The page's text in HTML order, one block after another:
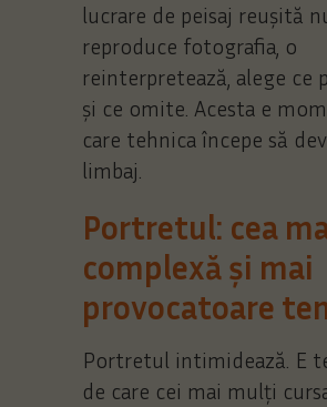
lucrare de peisaj reușită
reproduce fotografia, o
reinterpretează, alege ce
și ce omite. Acesta e
care tehnica începe să
limbaj.
Portretul: cea
complexă și mai
provocatoare
Portretul intimidează. E
de care cei mai mulți